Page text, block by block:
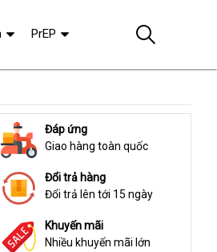
Đáp ứng
Giao hàng toàn quốc
Đổi trả hàng
Đổi trả lên tới 15 ngày
Khuyến mãi
Nhiều khuyến mãi lớn
PrEP